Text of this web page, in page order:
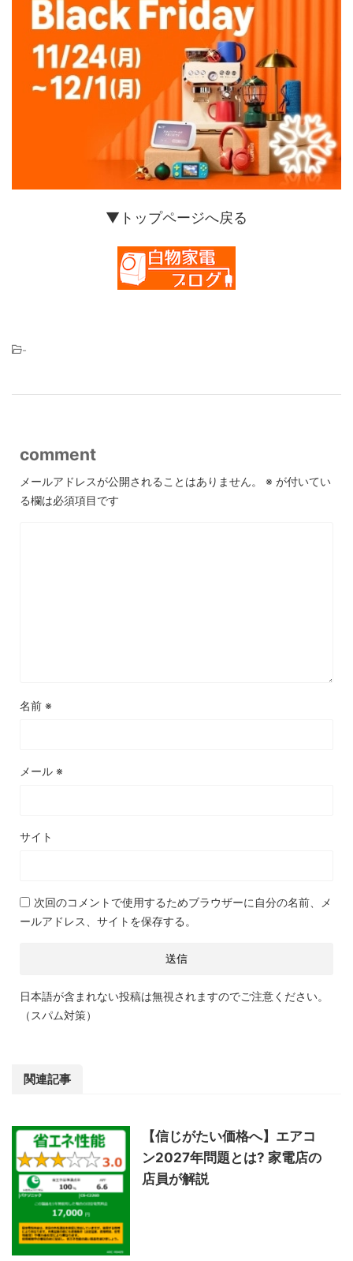
▼トップページへ戻る
-
comment
メールアドレスが公開されることはありません。 ※ が付いてい
る欄は必須項目です
名前 ※
メール ※
サイト
次回のコメントで使用するためブラウザーに自分の名前、メ
ールアドレス、サイトを保存する。
日本語が含まれない投稿は無視されますのでご注意ください。
（スパム対策）
関連記事
【信じがたい価格へ】エアコ
ン2027年問題とは? 家電店の
店員が解説